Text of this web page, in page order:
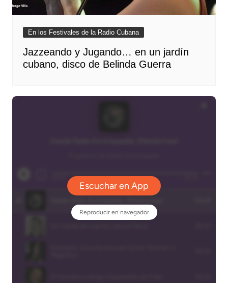
En los Festivales de la Radio Cubana
Jazzeando y Jugando… en un jardín
cubano, disco de Belinda Guerra